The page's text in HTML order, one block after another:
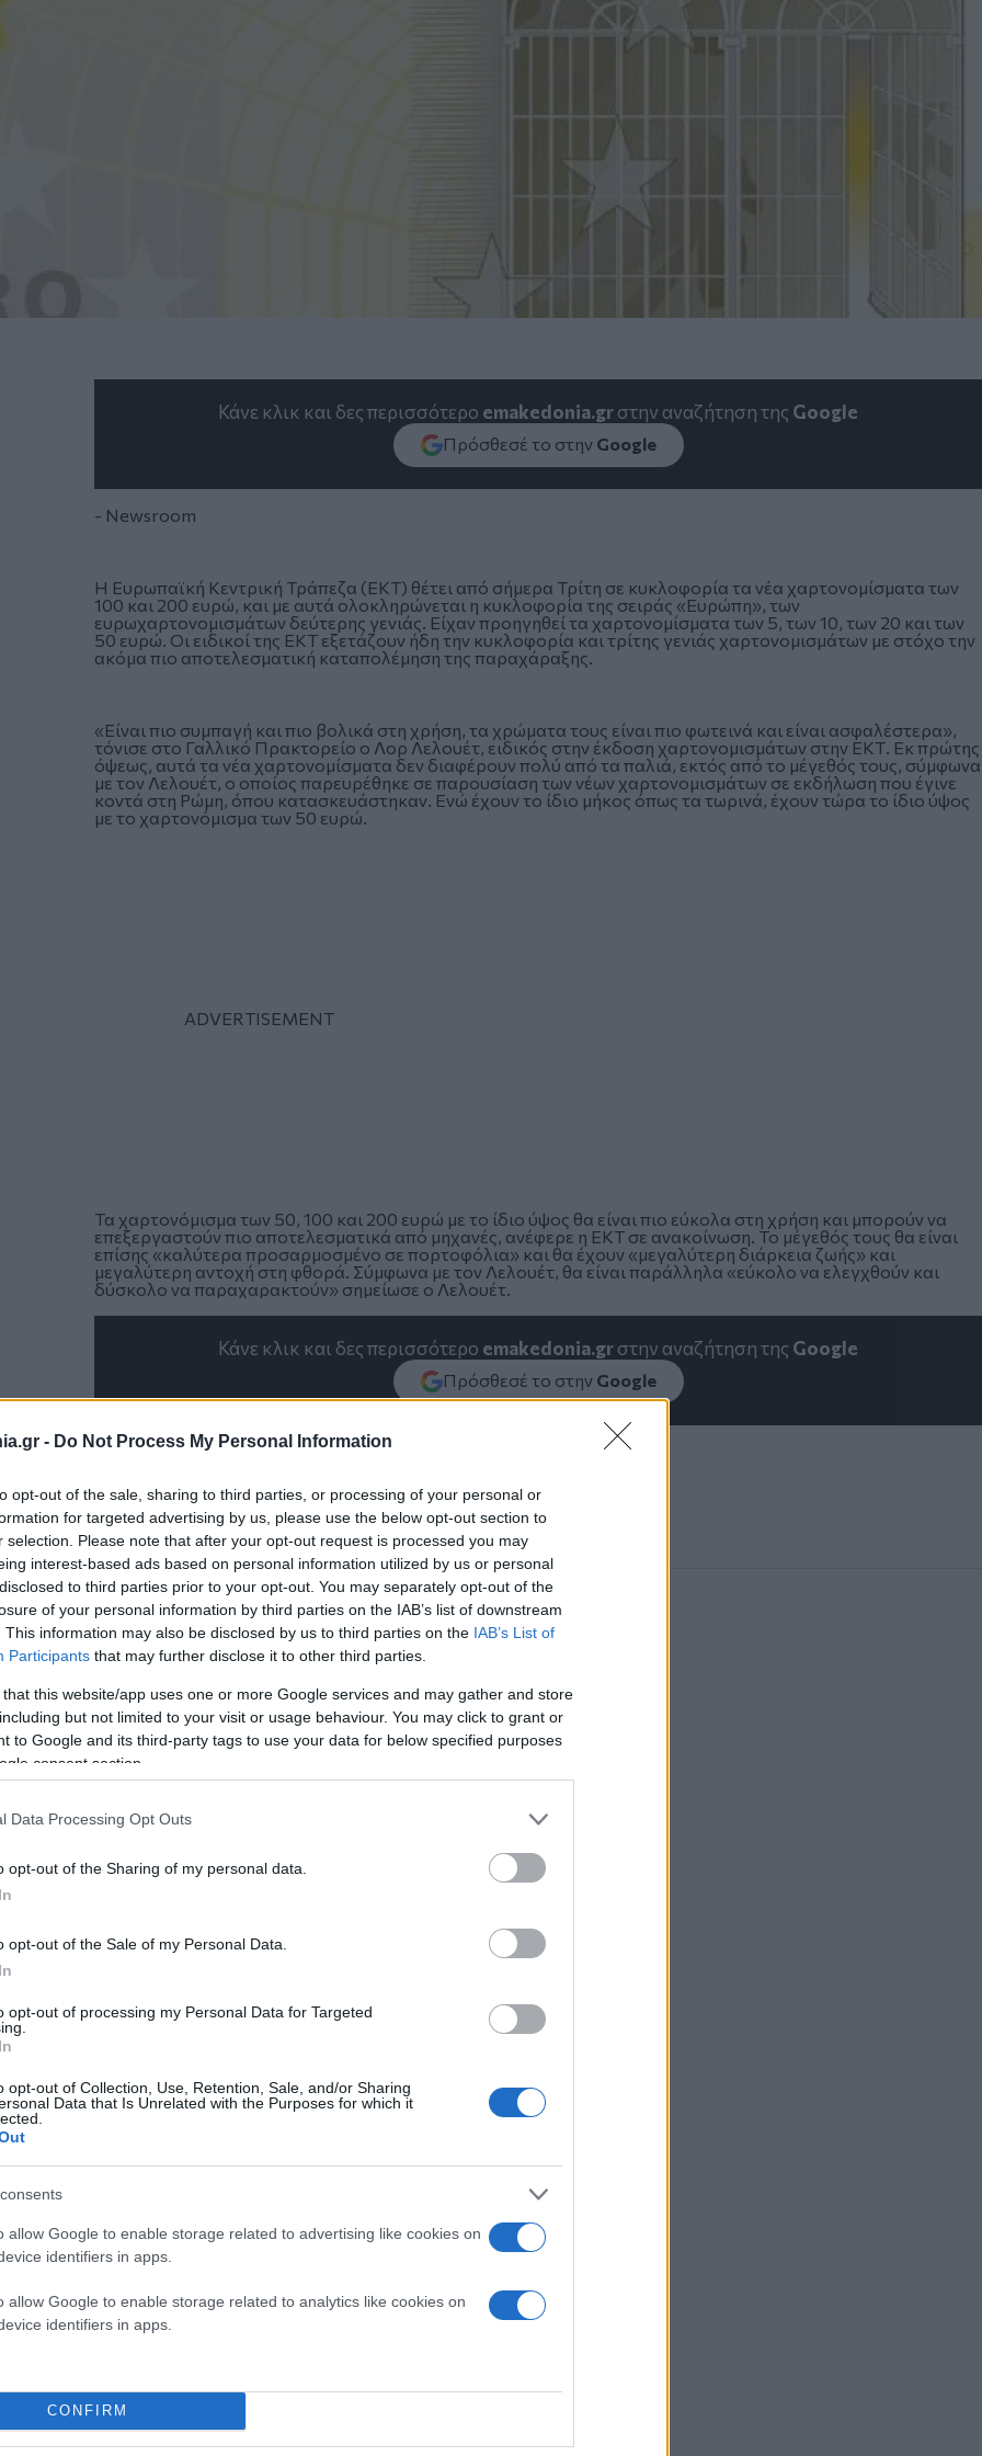
- Do Not Process My Personal Information
opt-out of the sale, sharing to third parties, or processing of your personal or
for targeted advertising by us, please use the below opt-out section to
selection. Please note that after your opt-out request is processed you may
interest-based ads based on personal information utilized by us or personal
to third parties prior to your opt-out. You may separately opt-out of the
of your personal information by third parties on the IAB’s list of downstream
This information may also be disclosed by us to third parties on the IAB’s List of
Participants that may further disclose it to other third parties.
that this website/app uses one or more Google services and may gather and store
but not limited to your visit or usage behaviour. You may click to grant or
to Google and its third-party tags to use your data for below specified purposes
consent section.
Data Processing Opt Outs
opt-out of the Sharing of my personal data.
opt-out of the Sale of my Personal Data.
opt-out of processing my Personal Data for Targeted
opt-out of Collection, Use, Retention, Sale, and/or Sharing
Data that Is Unrelated with the Purposes for which it
allow Google to enable storage related to advertising like cookies on
identifiers in apps.
allow Google to enable storage related to analytics like cookies on
identifiers in apps.
CONFIRM
Κάνε κλικ και δες περισσότερο emakedonia.grστην αναζήτηση της Google
Πρόσθεσέ το στην Google
- Newsroom
Η Ευρωπαϊκή Κεντρική Τράπεζα (ΕΚΤ) θέτει από σήμερα Τρίτη σε κυκλοφορία τα νέα χαρτονομίσματα των
100 και 200 ευρώ, και με αυτά ολοκληρώνεται η κυκλοφορία της σειράς «Ευρώπη», των
ευρωχαρτονομισμάτων δεύτερης γενιάς. Είχαν προηγηθεί τα χαρτονομίσματα των 5, των 10, των 20 και των
50 ευρώ. Οι ειδικοί της ΕΚΤ εξετάζουν ήδη την κυκλοφορία και τρίτης γενιάς χαρτονομισμάτων με στόχο την
ακόμα πιο αποτελεσματική καταπολέμηση της παραχάραξης.
«Είναι πιο συμπαγή και πιο βολικά στη χρήση, τα χρώματα τους είναι πιο φωτεινά και είναι ασφαλέστερα»,
τόνισε στο Γαλλικό Πρακτορείο ο Λορ Λελουέτ, ειδικός στην έκδοση χαρτονομισμάτων στην ΕΚΤ. Εκ πρώτης
όψεως, αυτά τα νέα χαρτονομίσματα δεν διαφέρουν πολύ από τα παλιά, εκτός από το μέγεθός τους, σύμφωνα
με τον Λελουέτ, ο οποίος παρευρέθηκε σε παρουσίαση των νέων χαρτονομισμάτων σε εκδήλωση που έγινε
κοντά στη Ρώμη, όπου κατασκευάστηκαν. Ενώ έχουν το ίδιο μήκος όπως τα τωρινά, έχουν τώρα το ίδιο ύψος
με το χαρτονόμισμα των 50 ευρώ.
Τα χαρτονόμισμα των 50, 100 και 200 ευρώ με το ίδιο ύψος θα είναι πιο εύκολα στη χρήση και μπορούν να
επεξεργαστούν πιο αποτελεσματικά από μηχανές, ανέφερε η ΕΚΤ σε ανακοίνωση. Το μέγεθός τους θα είναι
επίσης «καλύτερα προσαρμοσμένο σε πορτοφόλια» και θα έχουν «μεγαλύτερη διάρκεια ζωής» και
μεγαλύτερη αντοχή στη φθορά. Σύμφωνα με τον Λελουέτ, θα είναι παράλληλα «εύκολο να ελεγχθούν και
δύσκολο να παραχαρακτούν» σημείωσε ο Λελουέτ.
Κάνε κλικ και δες περισσότερο emakedonia.grστην αναζήτηση της Google
Πρόσθεσέ το στην Google
ΚΟΙΝΩΝΙΑ